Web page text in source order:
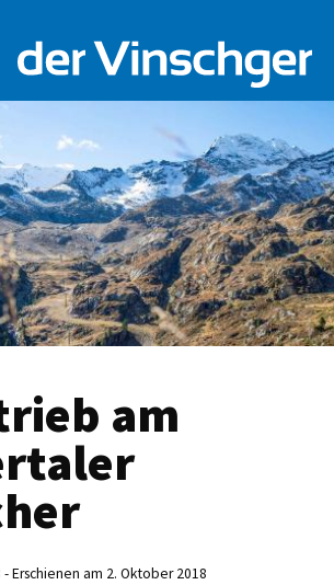
am
Erschienen am 2. Oktober 2018